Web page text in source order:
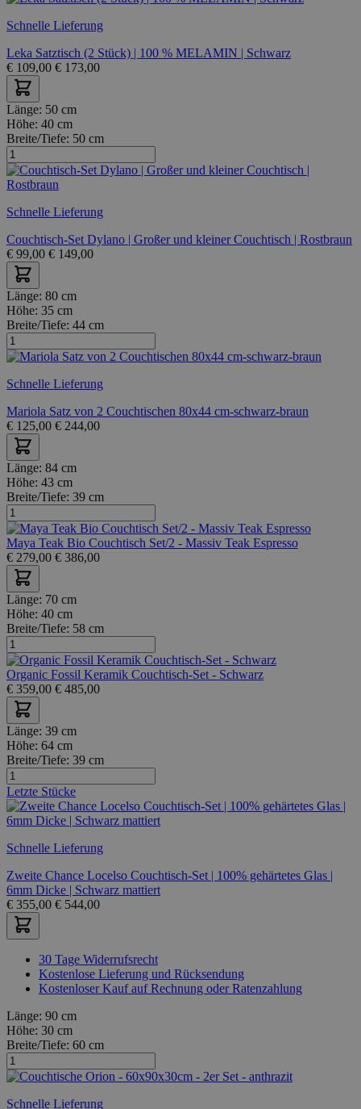
Schnelle Lieferung
Leka Satztisch (2 Stück) | 100 % MELAMIN | Schwarz
€ 109,00 € 173,00
Länge: 50 cm
Höhe: 40 cm
Breite/Tiefe: 50 cm
Schnelle Lieferung
Couchtisch-Set Dylano | Großer und kleiner Couchtisch | Rostbraun
€ 99,00 € 149,00
Länge: 80 cm
Höhe: 35 cm
Breite/Tiefe: 44 cm
Schnelle Lieferung
Mariola Satz von 2 Couchtischen 80x44 cm-schwarz-braun
€ 125,00 € 244,00
Länge: 84 cm
Höhe: 43 cm
Breite/Tiefe: 39 cm
Maya Teak Bio Couchtisch Set/2 - Massiv Teak Espresso
€ 279,00 € 386,00
Länge: 70 cm
Höhe: 40 cm
Breite/Tiefe: 58 cm
Organic Fossil Keramik Couchtisch-Set - Schwarz
€ 359,00 € 485,00
Länge: 39 cm
Höhe: 64 cm
Breite/Tiefe: 39 cm
Letzte Stücke
Schnelle Lieferung
Zweite Chance Locelso Couchtisch-Set | 100% gehärtetes Glas |
6mm Dicke | Schwarz mattiert
€ 355,00 € 544,00
30 Tage Widerrufsrecht
Kostenlose Lieferung und Rücksendung
Kostenloser Kauf auf Rechnung oder Ratenzahlung
Länge: 90 cm
Höhe: 30 cm
Breite/Tiefe: 60 cm
Schnelle Lieferung